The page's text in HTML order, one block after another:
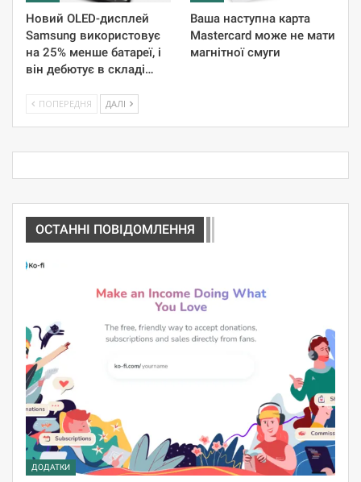
Новий OLED-дисплей
Samsung використовує
на 25% менше батареї, і
він дебютує в складі…
Ваша наступна карта
Mastercard може не мати
магнітної смуги
ПОПЕРЕДНЯ ДАЛІ
ОСТАННІ ПОВІДОМЛЕННЯ
ДОДАТКИ